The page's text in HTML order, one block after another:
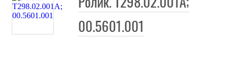
00.5601.001